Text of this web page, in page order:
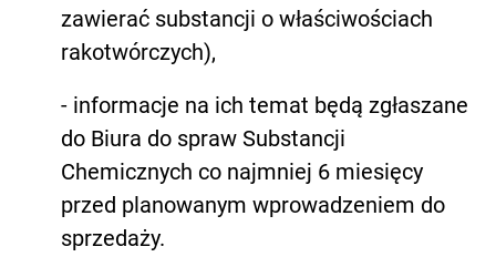
zawierać substancji o właściwościach
rakotwórczych),
- informacje na ich temat będą zgłaszane
do Biura do spraw Substancji
Chemicznych co najmniej 6 miesięcy
przed planowanym wprowadzeniem do
sprzedaży.